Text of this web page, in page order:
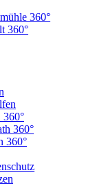
360°
360°
360°
360°
360°